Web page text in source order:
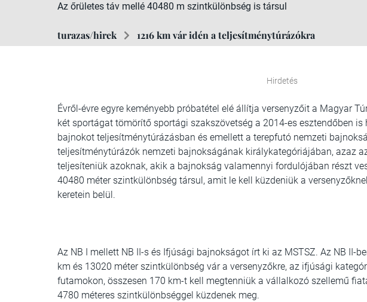
Az őrületes táv mellé 40480 m szintkülönbség is társul
turazas/hirek 1216 km vár idén a teljesítménytúrázókra
Hirdetés
Évről-évre egyre keményebb próbatétel elé állítja versenyzőit a Magyar
két sportágat tömörítő sportági szakszövetség a 2014-es esztendőben
bajnokot teljesítménytúrázásban és emellett a terepfutó nemzeti
teljesítménytúrázók nemzeti bajnokságának királykategóriájában, azaz
teljesíteniük azoknak, akik a bajnokság valamennyi fordulójában részt
40480 méter szintkülönbség társul, amit le kell küzdeniük a
keretein belül.
Az NB I mellett NB II -s és Ifjúsági bajnokságot írt ki az MSTSZ. Az NB II-
km és 13020 méter szintkülönbség vár a versenyzőkre, az ifjúsági
futamokon, összesen 170 km-t kell megtenniük a vállalkozó szellemű
4780 méteres szintkülönbséggel küzdenek meg.